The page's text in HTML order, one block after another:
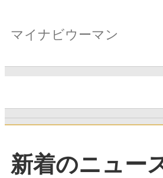
マイナビウーマン
新着のニュー